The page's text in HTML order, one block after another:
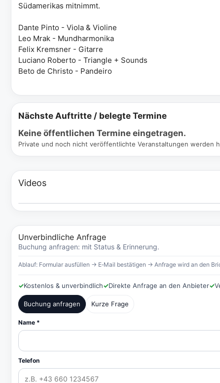
Südamerikas mitnimmt.
Dante Pinto - Viola & Violine
Leo Mrak - Mundharmonika
Felix Kremsner - Gitarre
Luciano Roberto - Triangle + Sounds
Beto de Christo - Pandeiro
Nächste Auftritte / belegte Termine
Keine öffentlichen Termine eingetragen.
Private und noch nicht veröffentlichte Veranstaltungen werden
Videos
Unverbindliche Anfrage
Buchung anfragen: mit Status & Erinnerung.
Ablauf: Formular ausfüllen → E‑Mail bestätigen → Anfrage wird an den
✓Kostenlos & unverbindlich✓Direkte Anfrage an den Anbieter✓
Buchung anfragen Kurze Frage
Name *
Telefon